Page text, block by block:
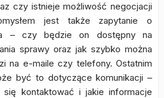
czy istnieje możliwość negocjacji
jest także zapytanie o
– czy będzie on dostępny na
sprawy oraz jak szybko można
na e-maile czy telefony. Ostatnim
być to dotyczące komunikacji –
kontaktować i jakie informacje